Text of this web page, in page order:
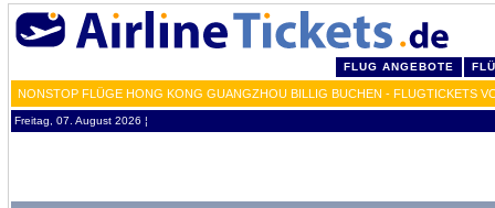
FLUG ANGEBOTE
NONSTOP FLÜGE HONG KONG GUANGZHOU BILLIG BUCHEN - FLUGTICKETS
Freitag, 07. August 2026 ¦